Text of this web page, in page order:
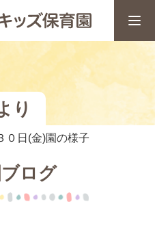
り
０日(金)園の様子
ログ